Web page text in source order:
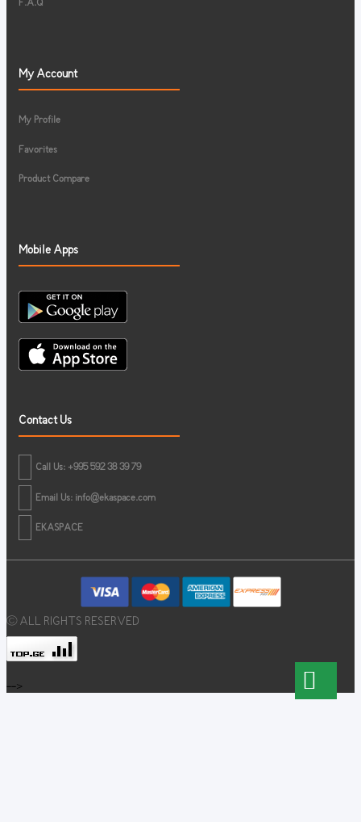
F.A.Q
My Account
My Profile
Favorites
Product Compare
Mobile Apps
Contact Us
Call Us: +995 592 38 39 79
Email Us: info@ekaspace.com
EKASPACE
© ALL RIGHTS RESERVED
-->